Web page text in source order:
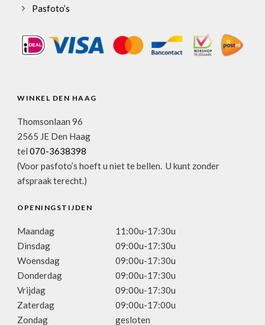
Pasfoto’s
WINKEL DEN HAAG
Thomsonlaan 96
2565 JE Den Haag
tel 070-3638398
(Voor pasfoto’s hoeft u niet te bellen. U kunt zonder
afspraak terecht.)
OPENINGSTIJDEN
Maandag
11:00u-17:30u
Dinsdag
09:00u-17:30u
Woensdag
09:00u-17:30u
Donderdag
09:00u-17:30u
Vrijdag
09:00u-17:30u
Zaterdag
09:00u-17:00u
Zondag
gesloten